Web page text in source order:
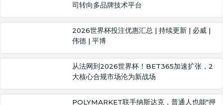
司转向多品牌技术平台
2026世界杯投注优惠汇总 | 持续更新 | 必威 |
伟德 | 平博
从法网到2026世界杯！BET365加速扩张，2
大核心合规市场沦为新战场
POLYMARKET联手纳斯达克，普通人也能“押